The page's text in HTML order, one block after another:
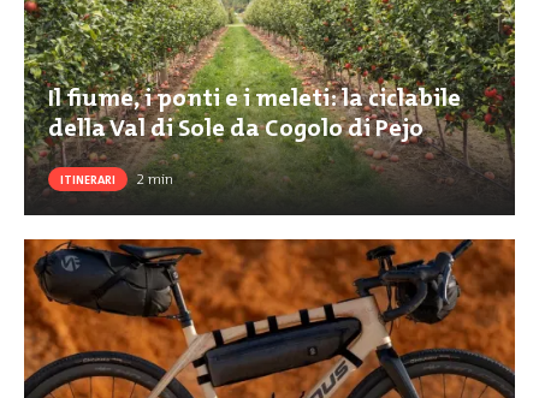
Il fiume, i ponti e i meleti: la ciclabile
della Val di Sole da Cogolo di Pejo
ITINERARI 2min